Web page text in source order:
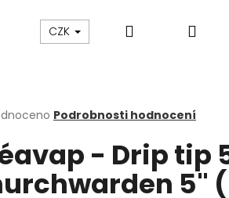
Sledování zásilek
CZK Hledat
Podrobnosti hodnocení
- Drip tip
5" (